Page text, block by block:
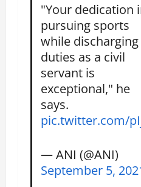
"Your dedication
pursuing sports
while discharging
duties as a civil
servant is
exceptional," he
says.
pic.twitter.com/
— ANI (@ANI)
September 5,